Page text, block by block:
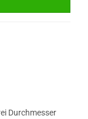
Durchmesser